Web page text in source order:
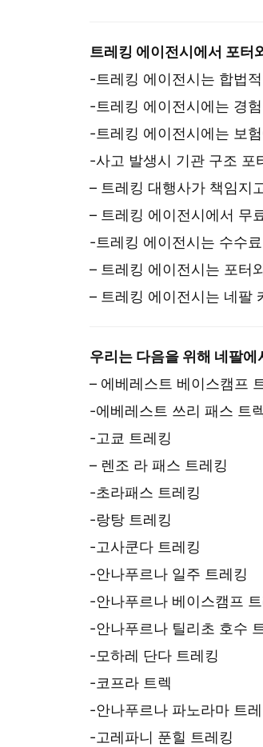
트레킹 에이전시에서 포터
-트레킹 에이전시는 합법
-트레킹 에이전시에는 경
-트레킹 에이전시에는 보
-사고 발생시 기관 구조 포
– 트레킹 대행사가 책임지
– 트레킹 에이전시에서 무
-트레킹 에이전시는 수수
– 트레킹 에이전시는 포터
– 트레킹 에이전시는 네팔
우리는 다음을 위해 네팔
– 에베레스트 베이스캠프
-에베레스트 쓰리 패스 트
-고쿄 트레킹
– 렌조 라 패스 트레킹
-초라패스 트레킹
-랑탕 트레킹
-고사쿤다 트레킹
-안나푸르나 일주 트레킹
-안나푸르나 베이스캠프
-안나푸르나 틸리초 호수
-모하레 단다 트레킹
-코프라 트렉
-안나푸르나 파노라마 트
-고레파니 푼힐 트레킹